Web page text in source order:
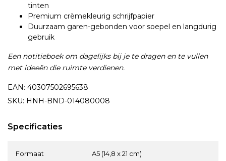
tinten
Premium crèmekleurig schrijfpapier
Duurzaam garen-gebonden voor soepel en langdurig
gebruik
Een notitieboek om dagelijks bij je te dragen en te vullen
met ideeën die ruimte verdienen.
EAN: 40307502695638
SKU: HNH-BND-014080008
Specificaties
Formaat A5 (14,8 x 21 cm)